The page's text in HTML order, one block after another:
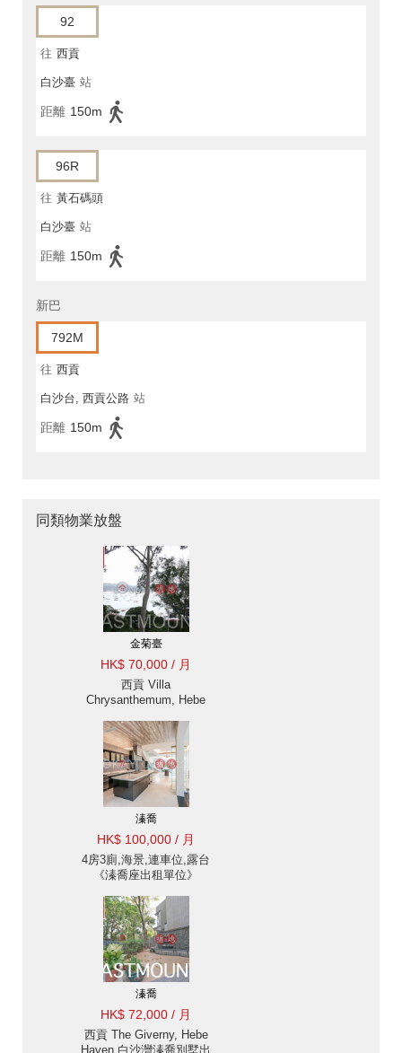
92
往 西貢
白沙臺 站
距離 150m
96R
往 黃石碼頭
白沙臺 站
距離 150m
新巴
792M
往 西貢
白沙台, 西貢公路 站
距離 150m
同類物業放盤
金菊臺
HK$ 70,000 / 月
西貢 Villa
Chrysanthemum, Hebe
出售及出租-海景, 高樓底
出租單位
溱喬
HK$ 100,000 / 月
4房3廁,海景,連車位,露台
《溱喬座出租單位》
溱喬
HK$ 72,000 / 月
西貢 The Giverny, Hebe
Haven 白沙灣溱喬別墅出